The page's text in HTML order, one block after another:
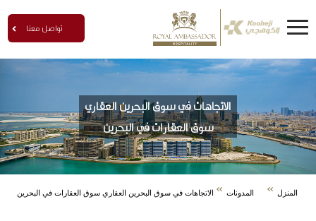
تواصل معنا
الاتجاهات في سوق البحرين العقاري
سوق العقارات في البحرين
المنزل المدونات الاتجاهات في سوق البحرين العقاري سوق العقارات في البحرين